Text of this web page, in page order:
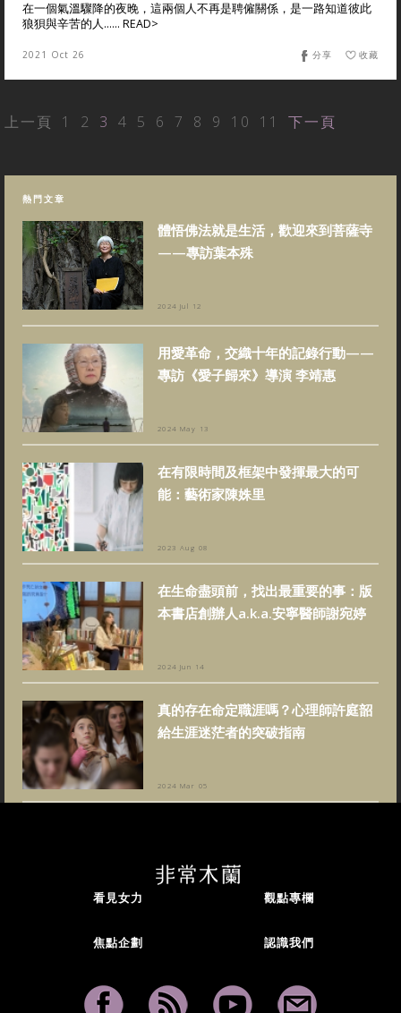
在一個氣溫驟降的夜晚，這兩個人不再是聘僱關係，是一路知道彼此
狼狽與辛苦的人...... READ>
2021 Oct 26 收藏
分享
上一頁 1 2 3 4 5 6 7 8 9 10 11 下一頁
熱門文章
體悟佛法就是生活，歡迎來到菩薩寺
——專訪葉本殊
2024 Jul 12
用愛革命，交織十年的記錄行動——
專訪《愛子歸來》導演 李靖惠
2024 May 13
在有限時間及框架中發揮最大的可
能：藝術家陳姝里
2023 Aug 08
在生命盡頭前，找出最重要的事：版
本書店創辦人a.k.a.安寧醫師謝宛婷
2024 Jun 14
真的存在命定職涯嗎？心理師許庭韶
給生涯迷茫者的突破指南
2024 Mar 05
看見女力 觀點專欄
焦點企劃 認識我們